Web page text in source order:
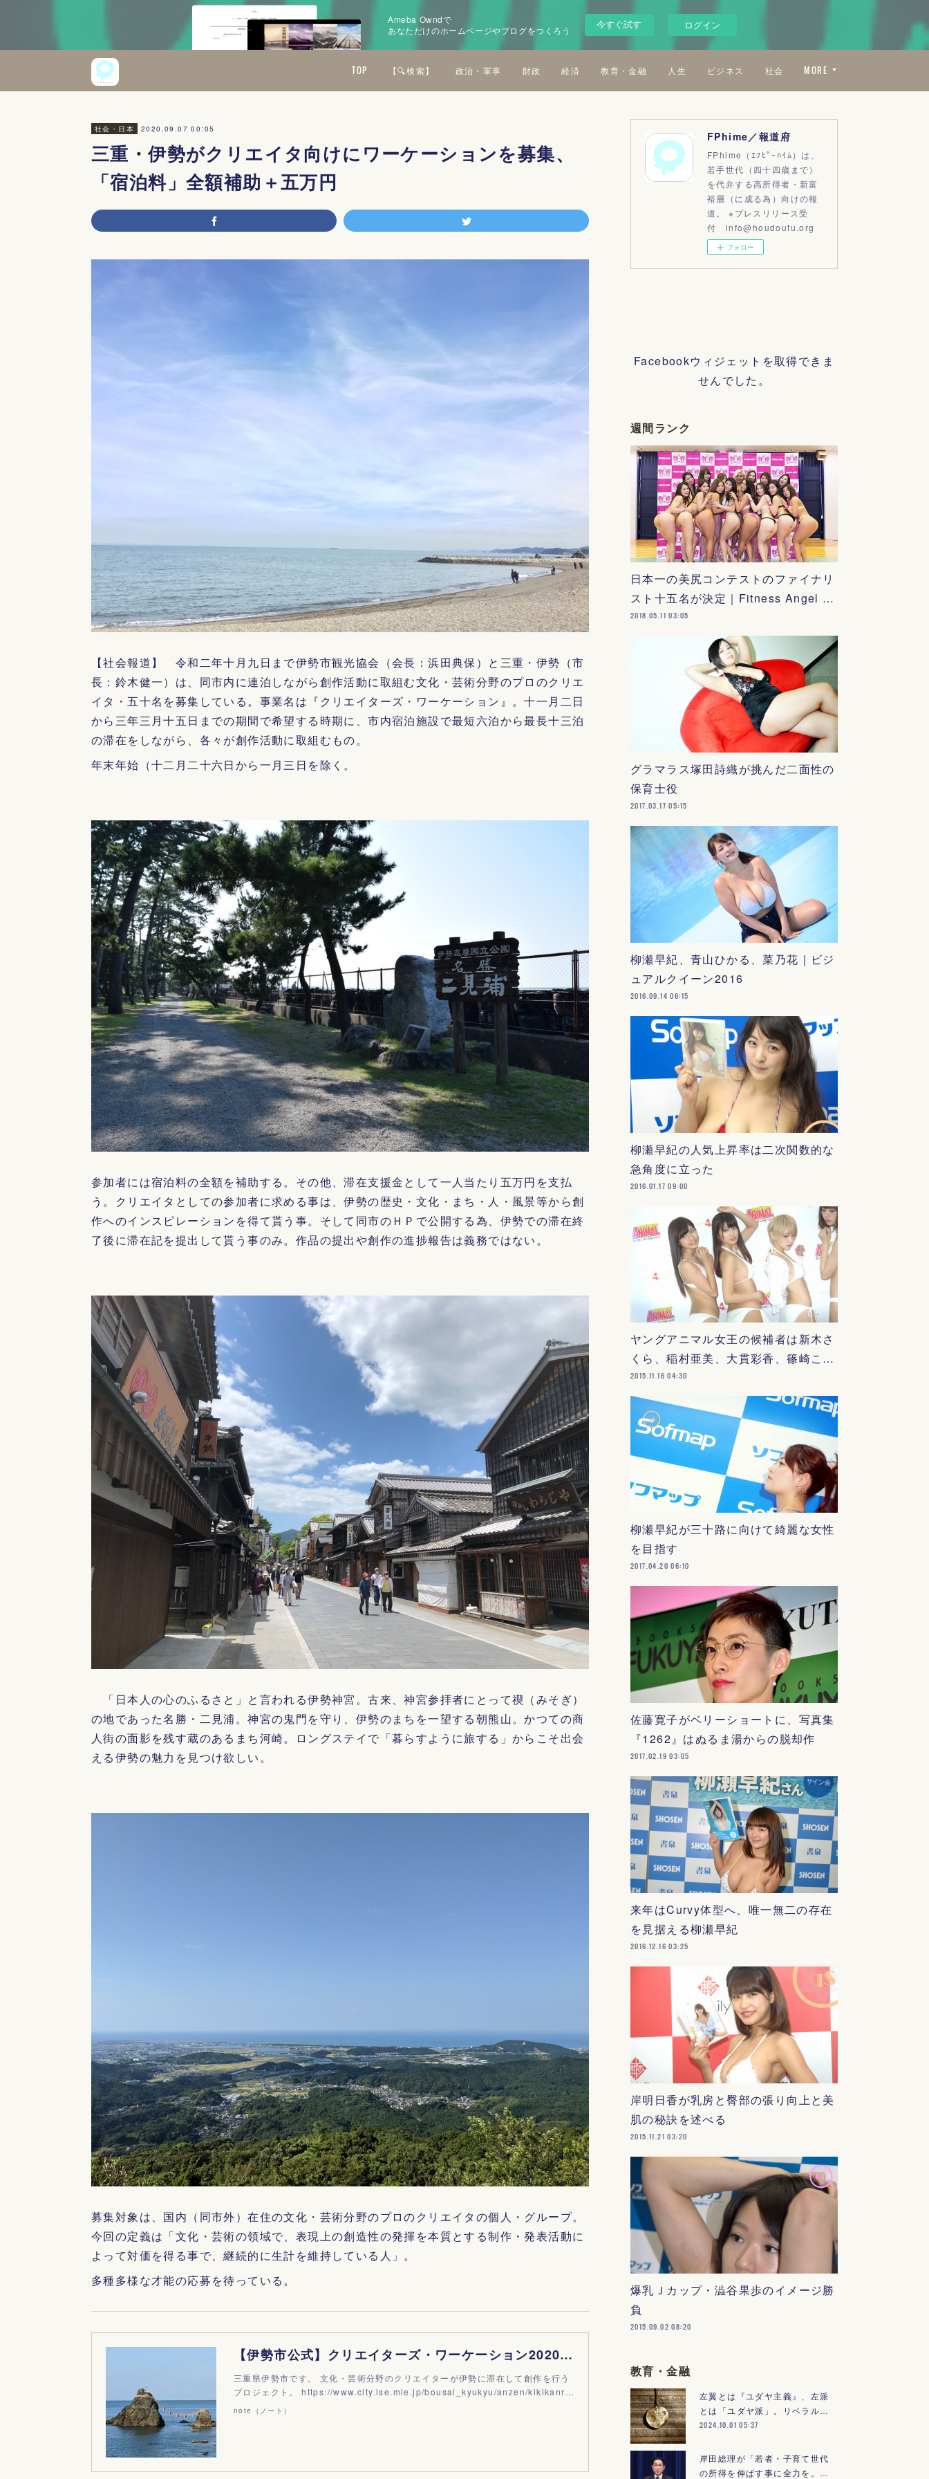
Ameba Owndで
あなただけのホームページやブログをつくろう
今すぐ試す ログイン
TOP 【🔍検索】 政治・軍事 財政 経済 教育・金融 人生 ビジネス 社会 MORE
社会・日本 2020.09.07 00:05
三重・伊勢がクリエイタ向けにワーケーションを募集、
「宿泊料」全額補助＋五万円
【社会報道】 令和二年十月九日まで伊勢市観光協会（会長：浜田典保）と三重・伊勢（市
長：鈴木健一）は、同市内に連泊しながら創作活動に取組む文化・芸術分野のプロのクリエ
イタ・五十名を募集している。事業名は『クリエイターズ・ワーケーション』。十一月二日
から三年三月十五日までの期間で希望する時期に、市内宿泊施設で最短六泊から最長十三泊
の滞在をしながら、各々が創作活動に取組むもの。
年末年始（十二月二十六日から一月三日を除く。
参加者には宿泊料の全額を補助する。その他、滞在支援金として一人当たり五万円を支払
う。クリエイタとしての参加者に求める事は、伊勢の歴史・文化・まち・人・風景等から創
作へのインスピレーションを得て貰う事。そして同市のＨＰで公開する為、伊勢での滞在終
了後に滞在記を提出して貰う事のみ。作品の提出や創作の進捗報告は義務ではない。
「日本人の心のふるさと」と言われる伊勢神宮。古来、神宮参拝者にとって禊（みそぎ）
の地であった名勝・二見浦。神宮の鬼門を守り、伊勢のまちを一望する朝熊山。かつての商
人街の面影を残す蔵のあるまち河崎。ロングステイで「暮らすように旅する」からこそ出会
える伊勢の魅力を見つけ欲しい。
募集対象は、国内（同市外）在住の文化・芸術分野のプロのクリエイタの個人・グループ。
今回の定義は「文化・芸術の領域で、表現上の創造性の発揮を本質とする制作・発表活動に
よって対価を得る事で、継続的に生計を維持している人」。
多種多様な才能の応募を待っている。
【伊勢市公式】クリエイターズ・ワーケーション2020｜note
三重県伊勢市です。 文化・芸術分野のクリエイターが伊勢に滞在して創作を行う
プロジェクト。 https://www.city.ise.mie.jp/bousai_kyukyu/anzen/kikikanr…
note（ノート）
FPhime／報道府
FPhime（ｴﾌﾋﾟｰﾊｲﾑ）は、
若手世代（四十四歳まで）
を代弁する高所得者・新富
裕層（に成る為）向けの報
道。 ※プレスリリース受
付 info@houdoufu.org
フォロー
Facebookウィジェットを取得できま
せんでした。
週間ランク
日本一の美尻コンテストのファイナリ
スト十五名が決定｜Fitness Angel …
2018.05.11 03:05
グラマラス塚田詩織が挑んだ二面性の
保育士役
2017.03.17 05:15
柳瀬早紀、青山ひかる、菜乃花｜ビジ
ュアルクイーン2016
2016.09.14 06:15
柳瀬早紀の人気上昇率は二次関数的な
急角度に立った
2016.01.17 09:00
ヤングアニマル女王の候補者は新木さ
くら、稲村亜美、大貫彩香、篠崎こ…
2015.11.16 04:30
柳瀬早紀が三十路に向けて綺麗な女性
を目指す
2017.04.20 06:10
佐藤寛子がベリーショートに、写真集
『1262』はぬるま湯からの脱却作
2017.02.19 03:05
来年はCurvy体型へ、唯一無二の存在
を見据える柳瀬早紀
2016.12.16 03:25
岸明日香が乳房と臀部の張り向上と美
肌の秘訣を述べる
2015.11.21 03:20
爆乳Ｊカップ・澁谷果歩のイメージ勝
負
2015.09.02 08:20
教育・金融
左翼とは『ユダヤ主義』、左派
とは「ユダヤ派」。リベラル…
2024.10.01 05:37
岸田総理が「若者・子育て世代
の所得を伸ばす事に全力を。…